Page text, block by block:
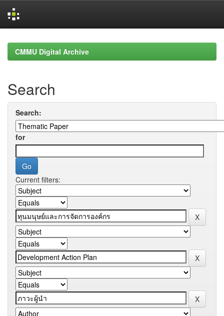
navigationCMMU Digital Archive
Search
Search:
for
Current filters: